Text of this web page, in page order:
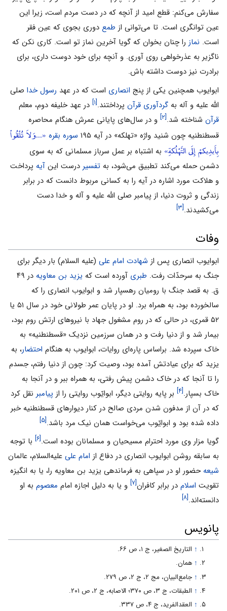
سفارش می‌‌کنم: قطع امید از آنچه که در دست مردم است، زیرا این
عین توانگری است. تا می‌‌توانی از طمع دوری بجوی که عین فقر
است. نماز را چنان بخوان که گویا آخرین نماز تو است. کاری نکن که
ناگزیر به عذرخواهی روی آوری. و آنچه برای خود دوست داری، برای
برادرت نیز دوست داشته باش.
ابوایوب همچنین یکى از پنج انصارى است که در عهد رسول ‌خدا صلی
الله علیه و آله به گردآورى قرآن پرداختند.[۱]
در عهد خلیفه دوم، معلم
قرآن شناخته شد.[۲]
و در سال‌هاى پایانى عمرش هنگام محاصره
قسطنطنیه چون شنید واژه «تهلکه» در آیه ۱۹۵
سوره بقره «...وَلاَ تُلْقُواْ
بِأَیدِیکمْ إِلَى التَّهْلُکةِ» به اشتباه بر عمل سرباز مسلمانى که به سوى
دشمن حمله مى‌کند تطبیق مى‌شود، به تفسیر درست این آیه پرداخت
و هلاکت مورد اشاره در آیه را به کسانى مربوط دانست که در برابر
زندگى و ثروت دنیا، از پیامبر صلی الله علیه و آله و خدا دست
مى‌کشیدند.[۳]
وفات
ابوایوب انصاری پس از شهادت امام علی (علیه السلام) بار دیگر برای
جنگ به سرحدّات رفت. طبری آورده است که یزید بن معاویه
در ۴۹
ق. به قصد جنگ با رومیان رهسپار شد و ابوایوب انصاری را که
سالخورده بود، به همراه برد. او در پایان عمر طولانی خود در سال ۵۱ یا
۵۲ قمری، در حالی که در روم مشغول جهاد با نیروهای ارتش روم بود،
بیمار شد و از دنیا رفت و در همان سرزمین نزدیک «قسطنطنیه» به
خاک سپرده شد. براساس پاره‌ای روایات، ابوایوب به هنگام احتضار، به
یزید که برای عیادتش آمده بود، وصیت کرد: چون از دنیا رفتم، جسدم
را تا آنجا که در خاک دشمن پیش رفتی، به همراه ببر و در آنجا به
خاک بسپار.[۴] بر پایه روایتى دیگر، ابوایّوب روایتى را از پیامبر نقل کرد
که در آن از مدفون شدن مردى ‌صالح در کنار دیوارهاى قسطنطنیه خبر
داده شده بود و ابوایّوب مى‌خواست همان نیک مرد باشد.[۵]
گویا مزار وى مورد احترام مسیحیان و مسلمانان بوده است.[۶]
با توجه
به سابقه روشن ابوایوب انصارى در دفاع از امام على علیه‌السلام، عالمان
شیعهحضور او در سپاهى به فرماندهى یزید بن‌ معاویه را، یا به انگیزه
تقویت اسلام در برابر کافران[۷] و یا به دلیل اجازه امام معصوم به او
دانسته‌اند.[۸]
پانویس
↑ التاریخ الصغیر، ج‌ ۱، ص‌ ۶۶‌.
↑ همان.
↑ جامع‌البیان، مج ‌۲، ج‌ ۲، ص‌ ۲۷۹.
↑ الطبقات، ج‌ ۳، ص‌ ۳۷۰؛ الاصابه، ج ‌۲، ص‌ ۲۰۱.
↑ العقدالفرید، ج ‌۴، ص‌ ۳۳۷.